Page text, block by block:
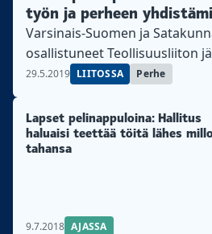
työn ja perheen
Varsinais-Suomen ja
osallistuneet Teollisuusliiton
miten he ovat onnistuneet
29.5.2019 LIITOSSA Perhe
Lapset pelinappuloina: Hallitus
haluaisi teettää töitä lähes
tahansa
9.7.2018 AJASSA